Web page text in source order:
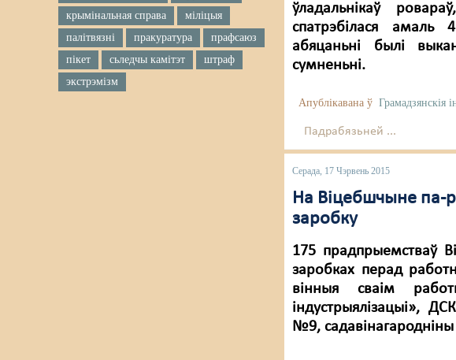
крымінальная справа
міліцыя
палітвязні
пракуратура
прафсаюз
пікет
сьледчы камітэт
штраф
экстрэмізм
ўладальнікаў
спатрэбілася
абяцаньні былі
сумненьні.
Апублікавана ў Грамадзянскія
Падрабязьней ...
Серада, 17 Чэрвень 2015
На Віцебшчыне па-
заробку
175 прадпрыемстваў
заробках перад
вінныя сваім
індустрыялізацыі»,
№9, садавінагародніны